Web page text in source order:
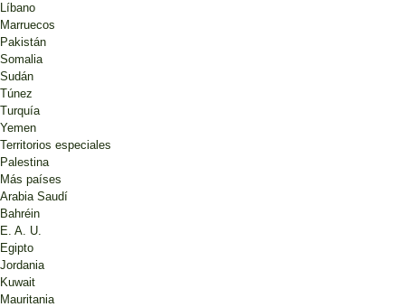
Líbano
Marruecos
Pakistán
Somalia
Sudán
Túnez
Turquía
Yemen
Territorios especiales
Palestina
Más países
Arabia Saudí
Bahréin
E. A. U.
Egipto
Jordania
Kuwait
Mauritania